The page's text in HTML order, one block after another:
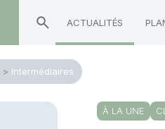
ACTUALITÉS
> Intermédiaires
À LA UNE